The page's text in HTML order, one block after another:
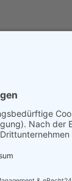
Impressum